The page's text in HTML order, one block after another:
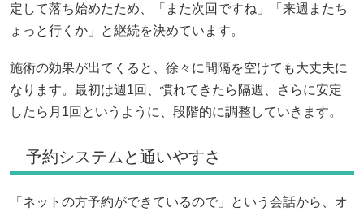
定して落ち始めたため、「また次回ですね」「来週またち
ょっと行くか」と継続を決めています。
施術の効果が出てくると、徐々に間隔を空けても大丈夫に
なります。最初は週1回、慣れてきたら隔週、さらに安定
したら月1回というように、段階的に調整していきます。
予約システムと通いやすさ
「ネットの方予約ができているので」という会話から、オ